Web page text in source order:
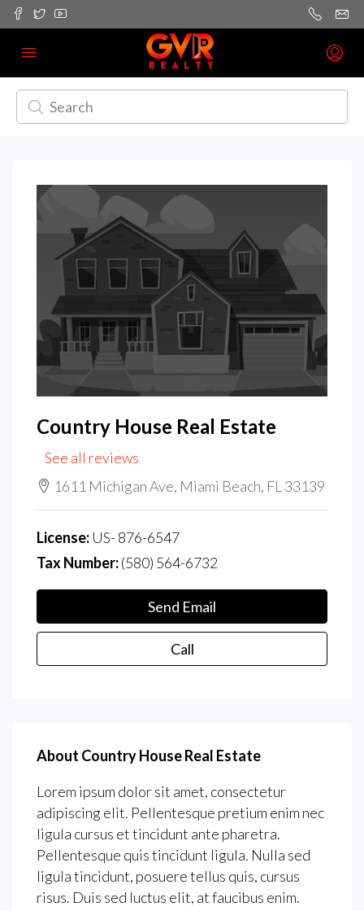
Country House Real Estate
See all reviews
1611 Michigan Ave, Miami Beach, FL 33139
License: US- 876-6547
Tax Number:(580) 564-6732
Send Email
Call
About Country House Real Estate
Lorem ipsum dolor sit amet, consectetur
adipiscing elit. Pellentesque pretium enim nec
ligula cursus et tincidunt ante pharetra.
Pellentesque quis tincidunt ligula. Nulla sed
ligula tincidunt, posuere tellus quis, cursus
risus. Duis sed luctus elit, at faucibus enim.